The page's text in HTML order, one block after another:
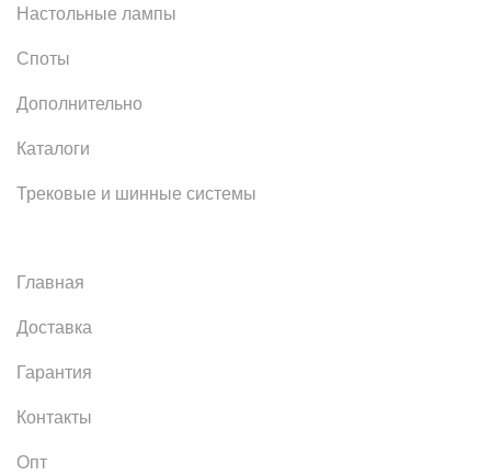
Настольные лампы
Споты
Дополнительно
Каталоги
Трековые и шинные системы
Главная
Доставка
Гарантия
Контакты
Опт